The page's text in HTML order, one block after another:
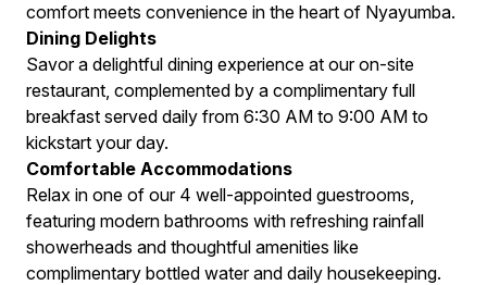
comfort meets convenience in the heart of Nyayumba.
Dining Delights
Savor a delightful dining experience at our on-site
restaurant, complemented by a complimentary full
breakfast served daily from 6:30 AM to 9:00 AM to
kickstart your day.
Comfortable Accommodations
Relax in one of our 4 well-appointed guestrooms,
featuring modern bathrooms with refreshing rainfall
showerheads and thoughtful amenities like
complimentary bottled water and daily housekeeping.